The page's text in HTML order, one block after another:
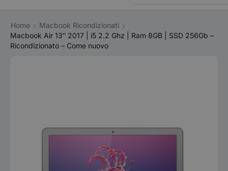
Home
Macbook Ricondizionati
Macbook Air 13″ 2017 | i5 2.2 Ghz | Ram 8GB | SSD 256Gb –
Ricondizionato – Come nuovo